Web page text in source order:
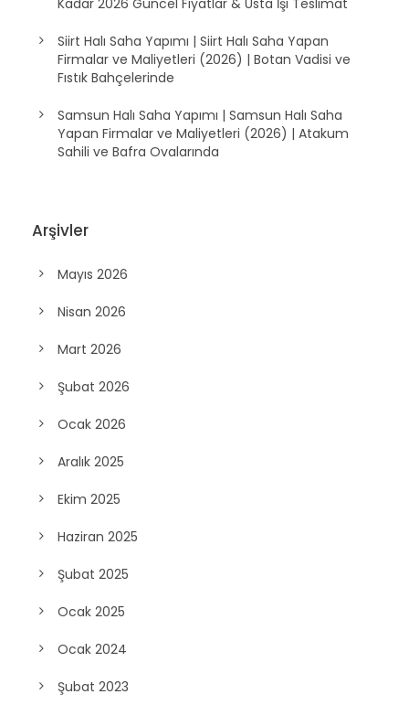
Kadar 2026 Güncel Fiyatlar & Usta İşi Teslimat
Siirt Halı Saha Yapımı | Siirt Halı Saha Yapan
Firmalar ve Maliyetleri (2026) | Botan Vadisi ve
Fıstık Bahçelerinde
Samsun Halı Saha Yapımı | Samsun Halı Saha
Yapan Firmalar ve Maliyetleri (2026) | Atakum
Sahili ve Bafra Ovalarında
Arşivler
Mayıs 2026
Nisan 2026
Mart 2026
Şubat 2026
Ocak 2026
Aralık 2025
Ekim 2025
Haziran 2025
Şubat 2025
Ocak 2025
Ocak 2024
Şubat 2023